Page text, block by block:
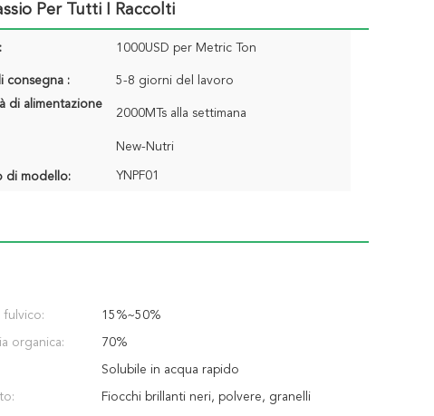
Per Tutti I Raccolti
1000USD per Metric Ton
consegna : 5-8 giorni del lavoro
di alimentazione
2000MTs alla settimana
New-Nutri
di modello: YNPF01
15%~50%
organica: 70%
Solubile in acqua rapido
Fiocchi brillanti neri, polvere, granelli